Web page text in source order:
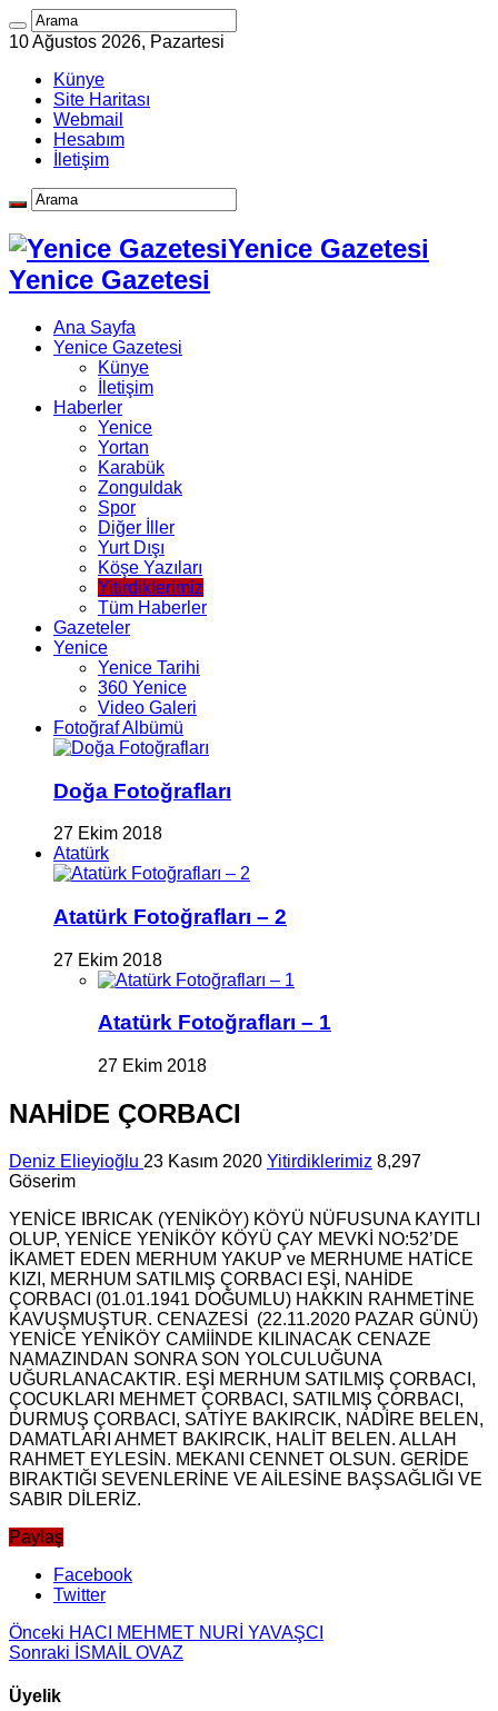
10 Ağustos 2026, Pazartesi
Künye
Site Haritası
Webmail
Hesabım
İletişim
Yenice Gazetesi
Yenice Gazetesi
Ana Sayfa
Yenice Gazetesi
Künye
İletişim
Haberler
Yenice
Yortan
Karabük
Zonguldak
Spor
Diğer İller
Yurt Dışı
Köşe Yazıları
Yitirdiklerimiz
Tüm Haberler
Gazeteler
Yenice
Yenice Tarihi
360 Yenice
Video Galeri
Fotoğraf Albümü
Doğa Fotoğrafları
27 Ekim 2018
Atatürk
Atatürk Fotoğrafları – 2
27 Ekim 2018
Atatürk Fotoğrafları – 1
27 Ekim 2018
NAHİDE ÇORBACI
Deniz Elieyioğlu 23 Kasım 2020 Yitirdiklerimiz 8,297
Göserim
YENİCE IBRICAK (YENİKÖY) KÖYÜ NÜFUSUNA KAYITLI
OLUP, YENİCE YENİKÖY KÖYÜ ÇAY MEVKİ NO:52’DE
İKAMET EDEN MERHUM YAKUP ve MERHUME HATİCE
KIZI, MERHUM SATILMIŞ ÇORBACI EŞİ, NAHİDE
ÇORBACI (01.01.1941 DOĞUMLU) HAKKIN RAHMETİNE
KAVUŞMUŞTUR. CENAZESİ (22.11.2020 PAZAR GÜNÜ)
YENİCE YENİKÖY CAMİİNDE KILINACAK CENAZE
NAMAZINDAN SONRA SON YOLCULUĞUNA
UĞURLANACAKTIR. EŞİ MERHUM SATILMIŞ ÇORBACI,
ÇOCUKLARI MEHMET ÇORBACI, SATILMIŞ ÇORBACI,
DURMUŞ ÇORBACI, SATİYE BAKIRCIK, NADİRE BELEN,
DAMATLARI AHMET BAKIRCIK, HALİT BELEN. ALLAH
RAHMET EYLESİN. MEKANI CENNET OLSUN. GERİDE
BIRAKTIĞI SEVENLERİNE VE AİLESİNE BAŞSAĞLIĞI VE
SABIR DİLERİZ.
Paylaş
Facebook
Twitter
Önceki HACI MEHMET NURİ YAVAŞCI
Sonraki İSMAİL OVAZ
Üyelik